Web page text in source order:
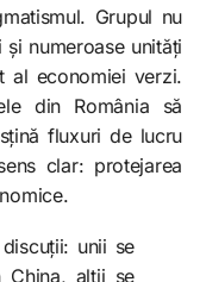
Grupul nu
numeroase unități
al economiei verzi.
din România să
fluxuri de lucru
clar: protejarea
unii se
alții se